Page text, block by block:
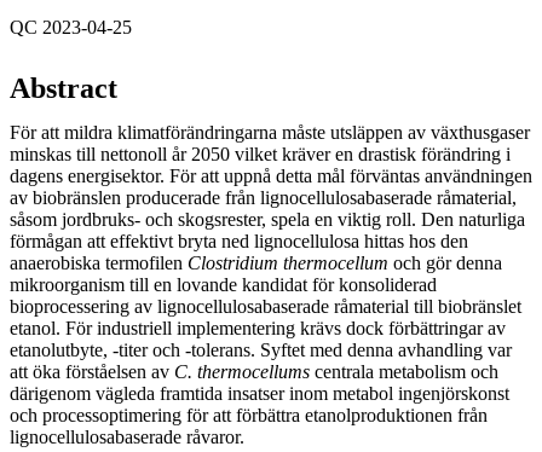
QC 2023-04-25
Abstract
För att mildra klimatförändringarna måste utsläppen av växthusgaser
minskas till nettonoll år 2050 vilket kräver en drastisk förändring i
dagens energisektor. För att uppnå detta mål förväntas användningen
av biobränslen producerade från lignocellulosabaserade råmaterial,
såsom jordbruks- och skogsrester, spela en viktig roll. Den naturliga
förmågan att effektivt bryta ned lignocellulosa hittas hos den
anaerobiska termofilen Clostridium thermocellum och gör denna
mikroorganism till en lovande kandidat för konsoliderad
bioprocessering av lignocellulosabaserade råmaterial till biobränslet
etanol. För industriell implementering krävs dock förbättringar av
etanolutbyte, -titer och -tolerans. Syftet med denna avhandling var
att öka förståelsen av C. thermocellums centrala metabolism och
därigenom vägleda framtida insatser inom metabol ingenjörskonst
och processoptimering för att förbättra etanolproduktionen från
lignocellulosabaserade råvaror.